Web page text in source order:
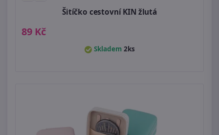
Šitíčko cestovní KIN žlutá
89 Kč
Skladem 2ks